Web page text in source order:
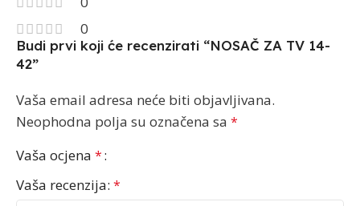
0
Budi prvi koji će recenzirati “NOSAČ ZA TV 14-
42”
Vaša email adresa neće biti objavljivana.
Neophodna polja su označena sa *
Vaša ocjena *
Vaša recenzija: *